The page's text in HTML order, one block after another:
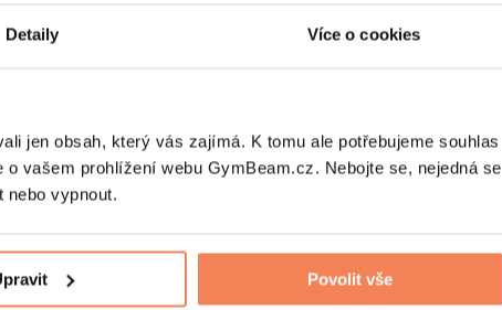
Detaily Více o cookies
jen obsah, který vás zajímá. K tomu ale potřebujeme souhlas
vašem prohlížení webu GymBeam.cz. Nebojte se, nejedná se
nebo vypnout.
Povolit vše